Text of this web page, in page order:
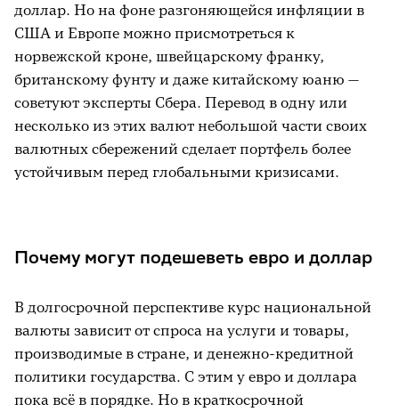
доллар. Но на фоне разгоняющейся инфляции в
США и Европе можно присмотреться к
норвежской кроне, швейцарскому франку,
британскому фунту и даже китайскому юаню —
советуют эксперты Сбера. Перевод в одну или
несколько из этих валют небольшой части своих
валютных сбережений сделает портфель более
устойчивым перед глобальными кризисами.
Почему могут подешеветь евро и доллар
В долгосрочной перспективе курс национальной
валюты зависит от спроса на услуги и товары,
производимые в стране, и денежно-кредитной
политики государства. С этим у евро и доллара
пока всё в порядке. Но в краткосрочной